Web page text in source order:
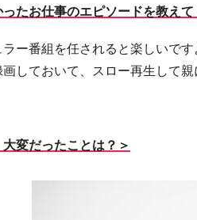
ったお仕事のエピソードを教えて
ラー番組を任されると楽しいで
画しておいて、スロー再生して親
大変だったことは？＞